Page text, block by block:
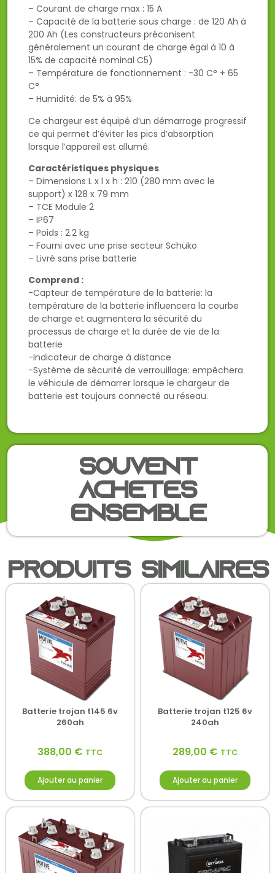
Souvent
achetés
ensemble
– Courant de charge max : 15 A
– Capacité de la batterie sous charge : de 120 Ah à
200 Ah (Les constructeurs préconisent
généralement un courant de charge égal à 10 à
15% de capacité nominal C5)
– Température de fonctionnement : -30 C° + 65
C°
– Humidité: de 5% à 95%
Ce chargeur est équipé d’un démarrage progressif
ce qui permet d’éviter les pics d’absorption
lorsque l’appareil est allumé.
Caractéristiques physiques
– Dimensions L x l x h : 210 (280 mm avec le
support) x 128 x 79 mm
– TCE Module 2
– IP67
– Poids : 2.2 kg
– Fourni avec une prise secteur Schüko
– Livré sans prise batterie
Comprend :
-Capteur de température de la batterie: la
température de la batterie influencera la courbe
de charge et augmentera la sécurité du
processus de charge et la durée de vie de la
batterie
-Indicateur de charge à distance
-Système de sécurité de verrouillage: empêchera
le véhicule de démarrer lorsque le chargeur de
batterie est toujours connecté au réseau.
Produits similaires
Batterie trojan t145 6v
260ah
388,00 € TTC
Ajouter au panier
Batterie trojan t125 6v
240ah
289,00 € TTC
Ajouter au panier